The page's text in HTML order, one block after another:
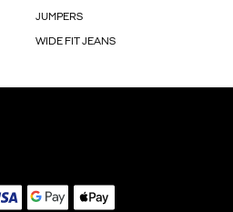
JUMPERS
WIDE FIT JEANS